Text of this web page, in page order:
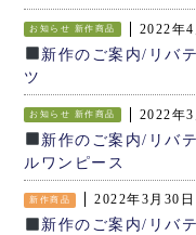
お知らせ 新作商品 2022年4
新作のご案内/リバ
ツ
お知らせ 新作商品 2022年3
新作のご案内/リバ
ルワンピース
新作商品 2022年3月30日
新作のご案内/リバ